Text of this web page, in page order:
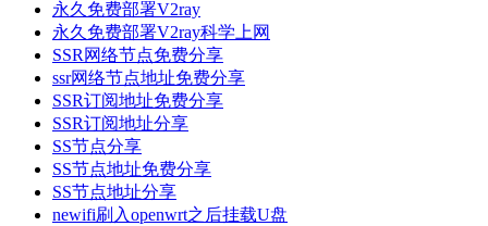
永久免费部署V2ray
永久免费部署V2ray科学上网
SSR网络节点免费分享
ssr网络节点地址免费分享
SSR订阅地址免费分享
SSR订阅地址分享
SS节点分享
SS节点地址免费分享
SS节点地址分享
newifi刷入openwrt之后挂载U盘